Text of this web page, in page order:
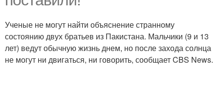
Ученые не могут найти объяснение странному
состоянию двух братьев из Пакистана. Мальчики (9 и 13
лет) ведут обычную жизнь днем, но после захода солнца
не могут ни двигаться, ни говорить, сообщает CBS News.